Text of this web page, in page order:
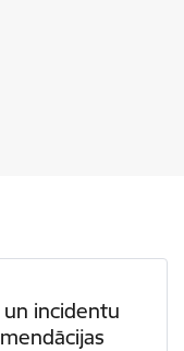
incidentu